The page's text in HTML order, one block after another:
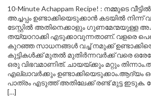
10-Minute Achappam Recipe! : നമ്മുടെ
അച്ചപ്പം ഉണ്ടാക്കിയെടുക്കാൻ കടയിൽ
ടേസ്റ്റിൽ അതിനെക്കാളും ഗുണമേന്മയുള്ള
തയ്യാറാക്കി എടുക്കാവുന്നതാണ്. വളരെ
കുറഞ്ഞ സാധനങ്ങൾ വച്ച് നമുക്ക്
കുട്ടികൾക്ക് മുതൽ മുതിർന്നവർക്ക് വരെ
ഒരു വിഭവമാണിത്. ചായയ്ക്കും മറ്റും
എല്ലാവർക്കും ഉണ്ടാക്കിയെടുക്കാം.ആദ്യം
പാത്രം എടുത്ത് അതിലേക്ക് രണ്ട് മുട്ട ഇടുക.
[…]